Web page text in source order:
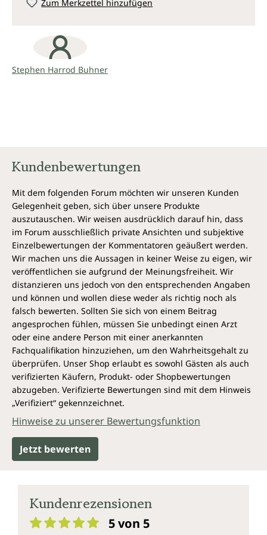
MRSA-Infektionen.
pharmazeutische Antibiotika sind immer weniger in
der Lage, sie zu stoppen. Pathogene Bakterien sind
hartnäckige Überlebenskünstler. Sie tricksen die
sind. Sie begleiten uns noch immer und sie heilen die
wissen. Geben Sie sich keinen Illusionen hin: Es
kommt der Tag, an dem wir sie brauchen. Stephen
Harrod Buhner
Stephen Harrod Buhner, präsentiert schlüssige
Belege dafür, dass Heilkräuter mit ihrer komplexen
Mischung aus antibiotischen, systemischen und
synergistischen Komponenten die beste
Abwehrstrategie gegen resistente Infektionen sind.
Der Autor erklärt anschaulich die Entstehung der
Antibiotikaresistenz sowie die Bedeutung von
Kräuteranwendungen und stellt ausführliche
Monographien bewährter wirksamer Heilpflanzen
vor.
PFLANZLICHE ANTIBIOTIKA ist ein wichtiges und
praxistaugliches Referenzwerk für Heilpraktiker,
und gesundheitsbewusste Laien. Es bietet die besten
Grundlage dafür, die Kräuteranwendungen zu finden
und sogar selbst hochwirksame Medizin
dem lebensbedrohlichen Szenario „Multiresistenzen”
aufzeigt.
Zum Merkzettel hinzufügen
Stephen Harrod Buhner
Kundenbewertungen
Mit dem folgenden Forum möchten wir unseren Kunden
Gelegenheit geben, sich über unsere Produkte
auszutauschen. Wir weisen ausdrücklich darauf hin, dass
im Forum ausschließlich private Ansichten und subjektive
Einzelbewertungen der Kommentatoren geäußert werden.
Wir machen uns die Aussagen in keiner Weise zu eigen, wir
veröffentlichen sie aufgrund der Meinungsfreiheit. Wir
distanzieren uns jedoch von den entsprechenden Angaben
und können und wollen diese weder als richtig noch als
falsch bewerten. Sollten Sie sich von einem Beitrag
angesprochen fühlen, müssen Sie unbedingt einen Arzt
oder eine andere Person mit einer anerkannten
Fachqualifikation hinzuziehen, um den Wahrheitsgehalt zu
überprüfen. Unser Shop erlaubt es sowohl Gästen als auch
verifizierten Käufern, Produkt- oder Shopbewertungen
abzugeben. Verifizierte Bewertungen sind mit dem Hinweis
„Verifiziert“ gekennzeichnet.
Hinweise zu unserer Bewertungsfunktion
Jetzt bewerten
Kundenrezensionen
5 von 5